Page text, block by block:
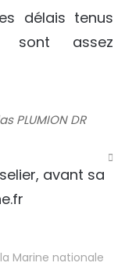
délais tenus
sont assez
PLUMION DR
avant sa
Marine nationale